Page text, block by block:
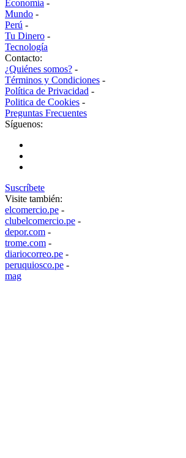
Economía -
Mundo -
Perú -
Tu Dinero -
Tecnología
Contacto:
¿Quiénes somos? -
Términos y Condiciones -
Política de Privacidad -
Politica de Cookies -
Preguntas Frecuentes
Síguenos:
Suscríbete
Visite también:
elcomercio.pe -
clubelcomercio.pe -
depor.com -
trome.com -
diariocorreo.pe -
peruquiosco.pe -
mag